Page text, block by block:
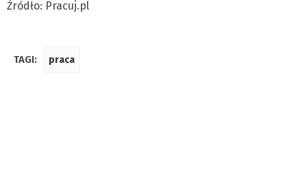
Źródło: Pracuj.pl
TAGI: praca